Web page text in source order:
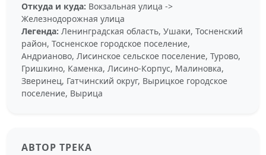
Откуда и куда: Вокзальная улица ->
Железнодорожная улица
Легенда: Ленинградская область, Ушаки, Тосненский
район, Тосненское городское поселение,
Андрианово, Лисинское сельское поселение, Турово,
Гришкино, Каменка, Лисино-Корпус, Малиновка,
Зверинец, Гатчинский округ, Вырицкое городское
поселение, Вырица
АВТОР ТРЕКА